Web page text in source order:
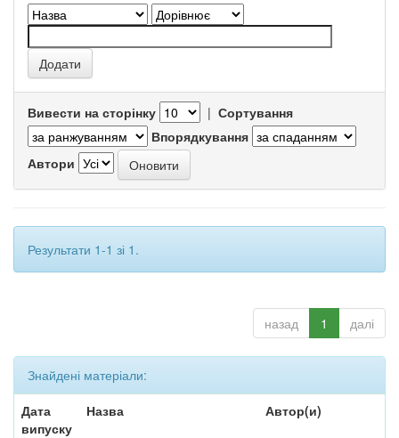
Вивести на сторінку | Сортування
Впорядкування
Автори
Результати 1-1 зі 1.
назад 1 далі
Знайдені матеріали:
Дата
випуску
Назва Автор(и)